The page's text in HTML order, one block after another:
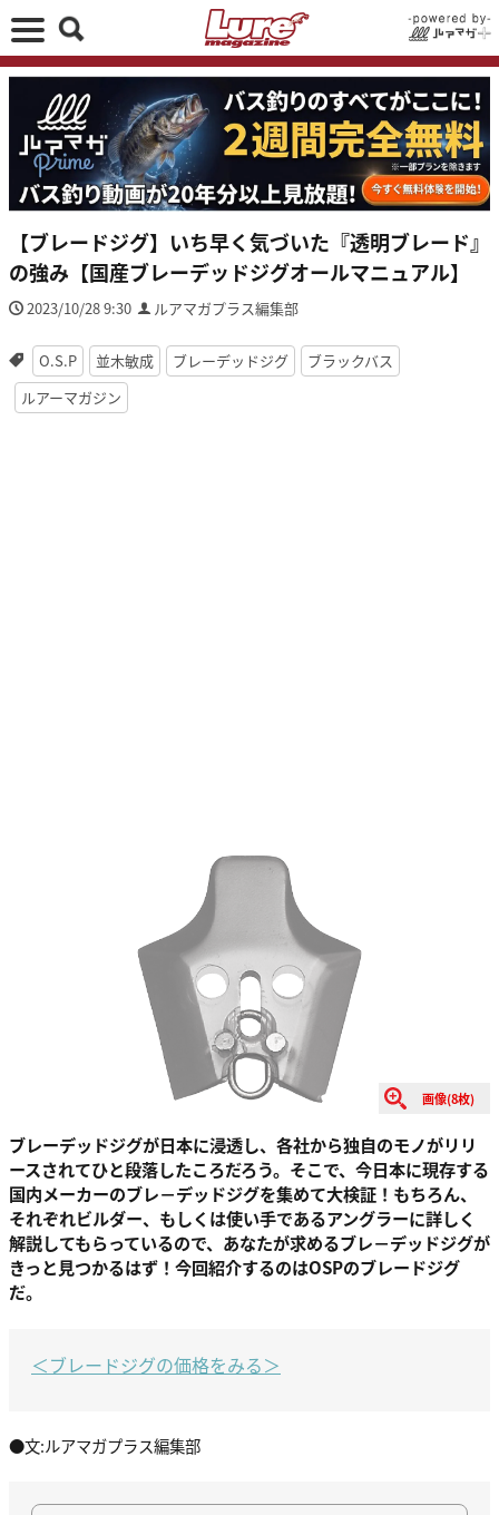
【ブレードジグ】いち早く気づいた『透明ブレード』
の強み【国産ブレーデッドジグオールマニュアル】
2023/10/28 9:30 ルアマガプラス編集部
O.S.P 並木敏成 ブレーデッドジグ
ブラックバス
ルアーマガジン
画像(8枚)
ブレーデッドジグが日本に浸透し、各社から独自のモノがリリ
ースされてひと段落したころだろう。そこで、今日本に現存する
国内メーカーのブレ－デッドジグを集めて大検証！もちろん、
それぞれビルダー、もしくは使い手であるアングラーに詳しく
解説してもらっているので、あなたが求めるブレ－デッドジグが
きっと見つかるはず！今回紹介するのはOSPのブレードジグ
だ。
＜ブレードジグの価格をみる＞
●文:ルアマガプラス編集部